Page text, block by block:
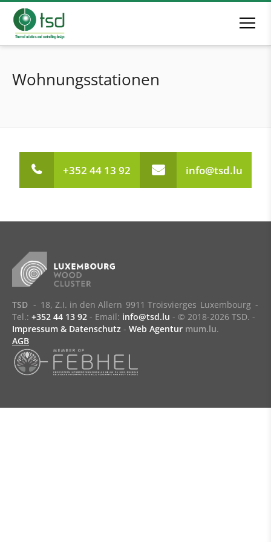
Wohnungsstationen
+352 44 13 92 info@tsd.lu
TSD - 18, Z.I. in den Allern 9911 Troisvierges Luxembourg -
Tel.: +352 44 13 92 - Email: info@tsd.lu - © 2018-2026 TSD. -
Impressum & Datenschutz - Web Agentur mum.lu.
AGB